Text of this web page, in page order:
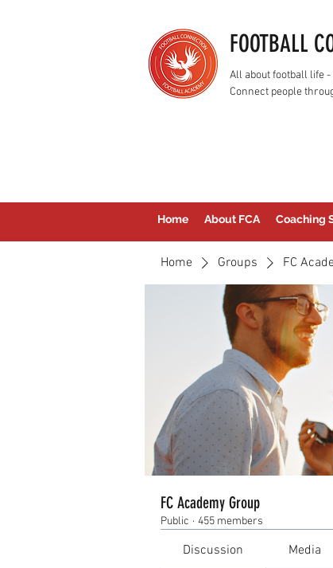
FOOTBALL
All about football life
Connect people
Home About FCA Coaching
Home Groups FC
FC Academy Group
Public · 455 members
Discussion Media